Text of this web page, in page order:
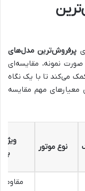
پرفروش‌ترین مدل‌های
نمونه، مقایسه‌ای
می‌کند تا با یک نگاه
معیارهای مهم مقایسه
نوع موتور
مقاومت